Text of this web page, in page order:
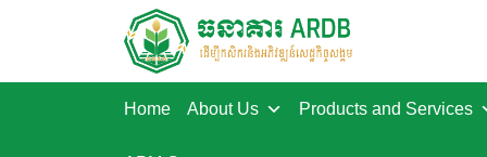
Home About Us Products and Services